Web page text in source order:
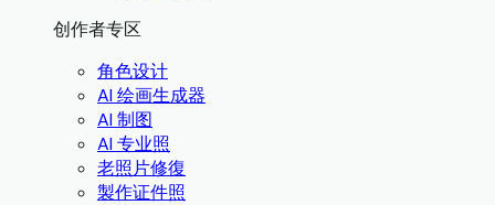
创作者专区
角色设计
AI 绘画生成器
AI 制图
AI 专业照
老照片修復
製作证件照